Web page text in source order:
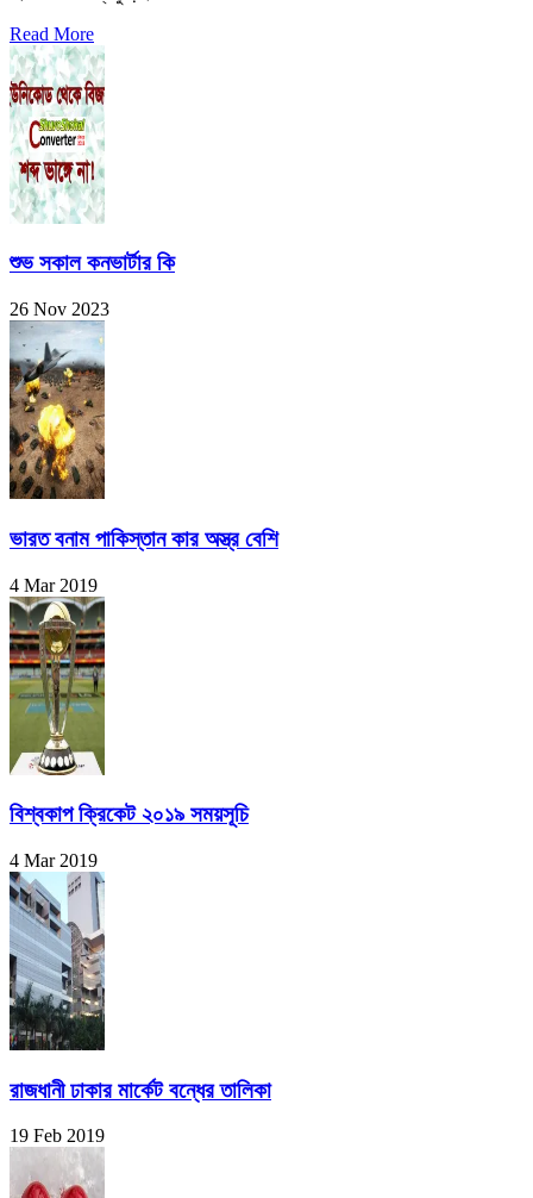
Read More
শুভ সকাল কনভার্টার কি
26 Nov 2023
ভারত বনাম পাকিস্তান কার অস্ত্র বেশি
4 Mar 2019
বিশ্বকাপ ক্রিকেট ২০১৯ সময়সূচি
4 Mar 2019
রাজধানী ঢাকার মার্কেট বন্ধের তালিকা
19 Feb 2019